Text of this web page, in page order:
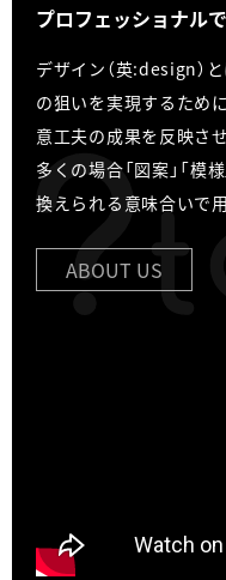
プロフェッショナルで
デザイン（英:design）と
の狙いを実現するため
意工夫の成果を反映さ
多くの場合「図案」「模様
換えられる意味合いで
ABOUT US